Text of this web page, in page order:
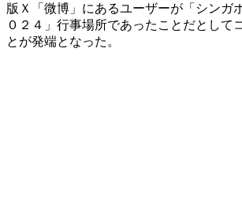
版Ｘ「微博」にあるユーザーが「シンガ
０２４」行事場所であったことだとして
とが発端となった。